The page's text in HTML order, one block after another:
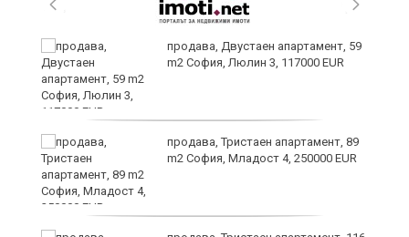
продава, Двустаен апартамент, 59
m2 София, Люлин 3, 117000 EUR
продава, Тристаен апартамент, 89
m2 София, Младост 4, 250000 EUR